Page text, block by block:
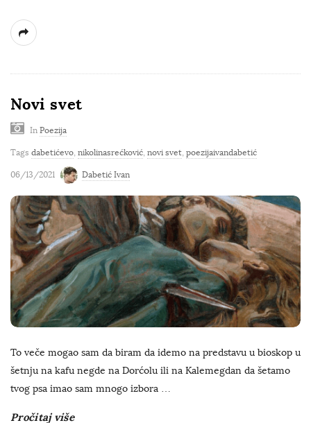
Novi svet
In Poezija
Tags dabetićevo nikolinasrećković novi svet poezijaivandabetić
06/13/2021 Dabetić Ivan
To veče mogao sam da biram da idemo na predstavu u bioskop u
šetnju na kafu negde na Dorćolu ili na Kalemegdan da šetamo
tvog psa imao sam mnogo izbora …
Pročitaj više